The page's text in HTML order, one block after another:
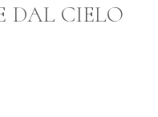
DAL CIELO